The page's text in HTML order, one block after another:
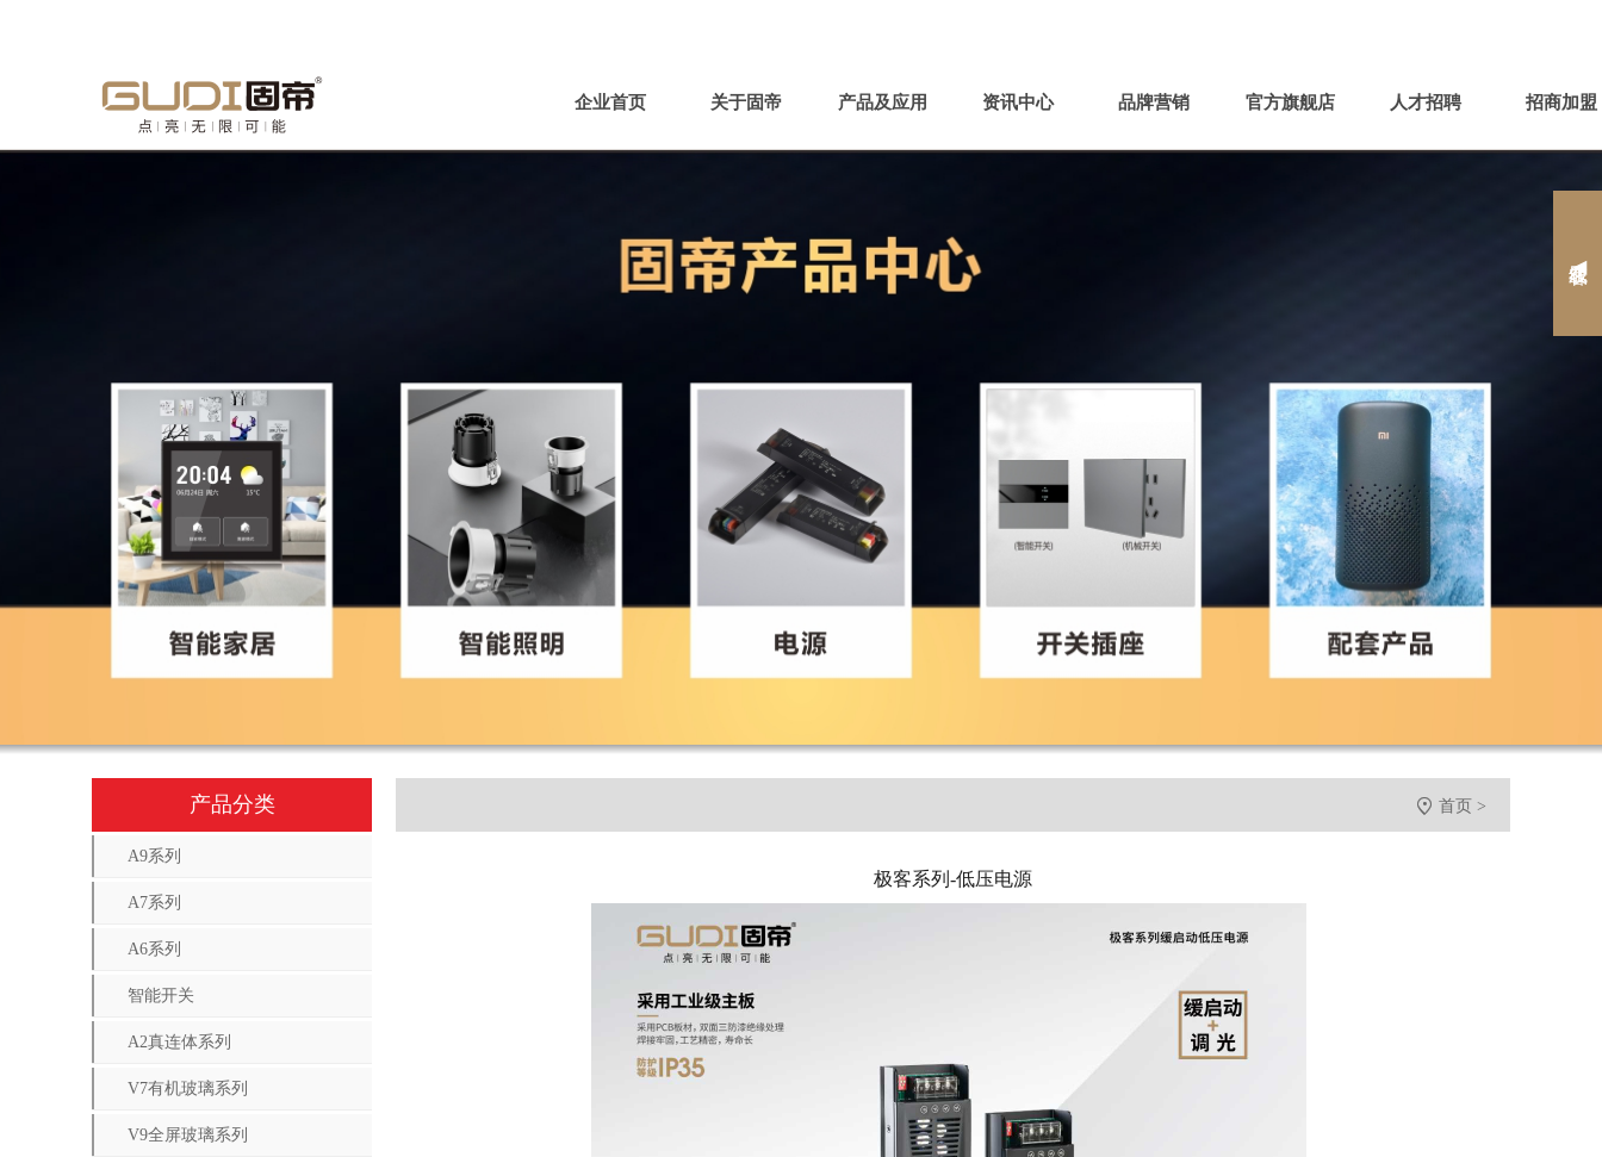
企业首页 关于固帝 产品及应用 资讯中心 品牌营销 官方旗舰店 人才招聘 招商加盟
产品分类
A9系列
A7系列
A6系列
智能开关
A2真连体系列
V7有机玻璃系列
V9全屏玻璃系列
 首页 >
极客系列-低压电源
在线客服 ◀